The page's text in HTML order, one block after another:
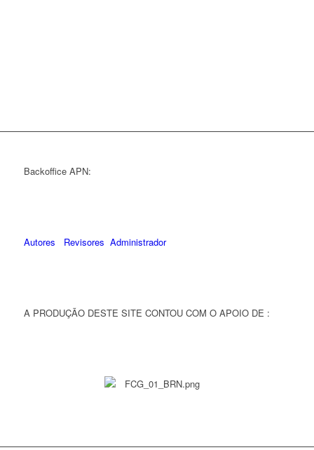
Backoffice APN:
Autores Revisores Administrador
A PRODUÇÃO DESTE SITE CONTOU COM O APOIO DE :